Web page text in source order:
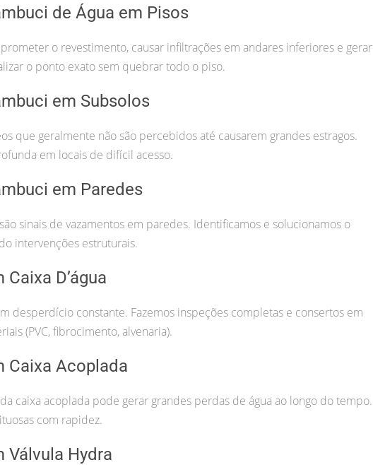
de Água em Pisos
o revestimento, causar infiltrações em andares inferiores e gerar
o ponto exato sem quebrar todo o piso.
em Subsolos
que geralmente não são percebidos até causarem grandes estragos.
em locais de difícil acesso.
em Paredes
sinais de vazamentos em paredes. Identificamos e solucionamos o
intervenções estruturais.
D’água
desperdício constante. Fazemos inspeções completas e consertos em
(PVC, fibrocimento, alvenaria).
Caixa Acoplada
caixa acoplada pode gerar grandes perdas de água ao longo do tempo.
com rapidez.
Válvula Hydra